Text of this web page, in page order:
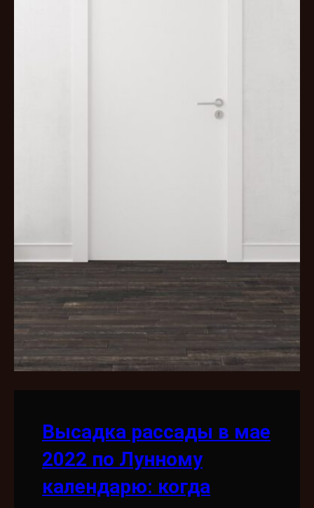
Высадка рассады в мае
2022 по Лунному
календарю: когда